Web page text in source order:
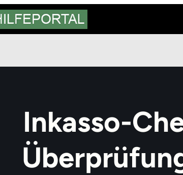
Inkasso-